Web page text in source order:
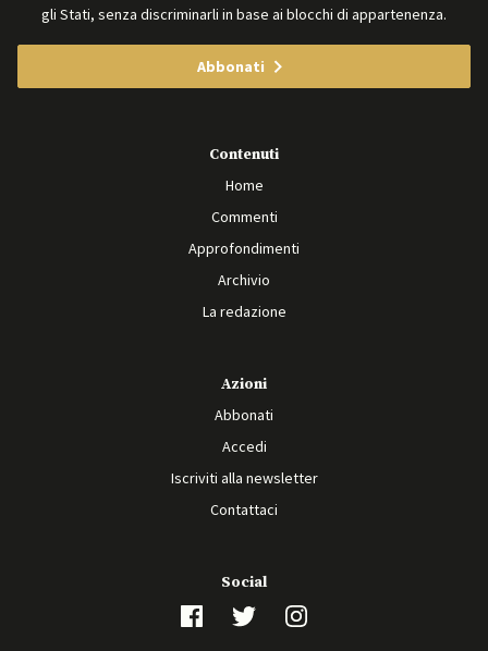
gli Stati, senza discriminarli in base ai blocchi di appartenenza.
Abbonati
Contenuti
Home
Commenti
Approfondimenti
Archivio
La redazione
Azioni
Abbonati
Accedi
Iscriviti alla newsletter
Contattaci
Social